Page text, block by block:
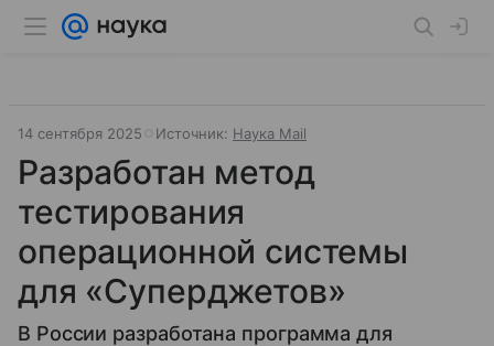
14 сентября 2025 Источник: Наука Mail
Разработан метод
тестирования
операционной системы
для «Суперджетов»
В России разработана программа для